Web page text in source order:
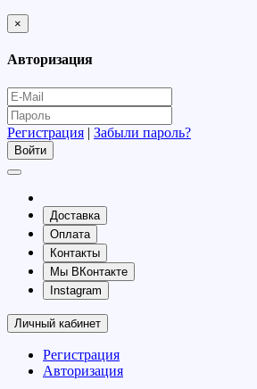
×
Авторизация
Регистрация | Забыли пароль?
Доставка
Оплата
Контакты
Мы ВКонтакте
Instagram
Личный кабинет
Регистрация
Авторизация